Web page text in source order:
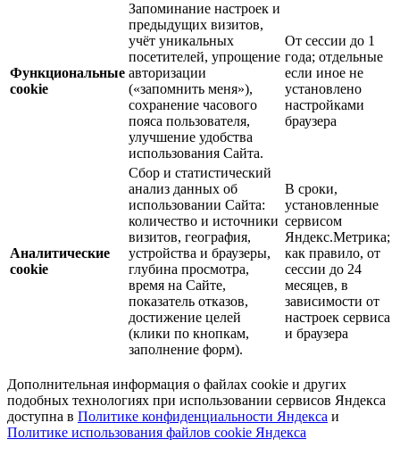
Функциональные
cookie
Запоминание настроек и
предыдущих визитов,
учёт уникальных
посетителей, упрощение
авторизации
(«запомнить меня»),
сохранение часового
пояса пользователя,
улучшение удобства
использования Сайта.
От сессии до 1
года; отдельные
если иное не
установлено
настройками
браузера
Аналитические
cookie
Сбор и статистический
анализ данных об
использовании Сайта:
количество и источники
визитов, география,
устройства и браузеры,
глубина просмотра,
время на Сайте,
показатель отказов,
достижение целей
(клики по кнопкам,
заполнение форм).
В сроки,
установленные
сервисом
Яндекс.Метрика;
как правило, от
сессии до 24
месяцев, в
зависимости от
настроек сервиса
и браузера
Дополнительная информация о файлах cookie и других
подобных технологиях при использовании сервисов Яндекса
доступна в Политике конфиденциальности Яндекса и
Политике использования файлов cookie Яндекса